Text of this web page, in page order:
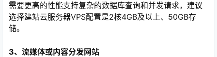
需要更高的性能支持复杂的数据库查询和并发请求，建议
选择建站云服务器VPS配置是2核4GB及以上、50GB存
储。
3、流媒体或内容分发网站